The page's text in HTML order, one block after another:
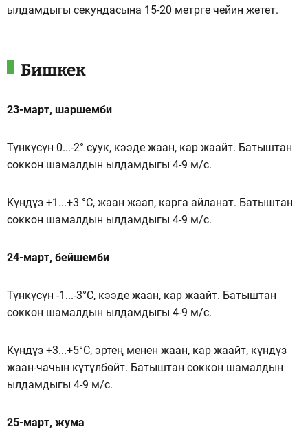
ылдамдыгы секундасына 15-20 метрге чейин жетет.
Бишкек
23-март, шаршемби
Түнкүсүн 0...-2° суук, кээде жаан, кар жаайт. Батыштан
соккон шамалдын ылдамдыгы 4-9 м/с.
Күндүз +1...+3 °C, жаан жаап, карга айланат. Батыштан
соккон шамалдын ылдамдыгы 4-9 м/с.
24-март, бейшемби
Түнкүсүн -1...-3°C, кээде жаан, кар жаайт. Батыштан
соккон шамалдын ылдамдыгы 4-9 м/с.
Күндүз +3...+5°C, эртең менен жаан, кар жаайт, күндүз
жаан-чачын күтүлбөйт. Батыштан соккон шамалдын
ылдамдыгы 4-9 м/с.
25-март, жума